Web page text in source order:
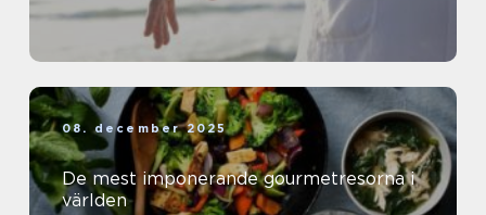
08. december 2025
De mest imponerande gourmetresorna i
världen